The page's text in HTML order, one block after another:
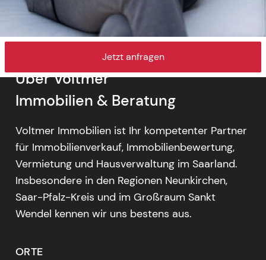
Jetzt anfragen
Über Voltmer
Immobilien & Beratung
Voltmer Immobilien ist Ihr kompetenter Partner
für Immobilienverkauf, Immobilienbewertung,
Vermietung und Hausverwaltung im Saarland.
Insbesondere in den Regionen Neunkirchen,
Saar-Pfalz-Kreis und im Großraum Sankt
Wendel kennen wir uns bestens aus.
ORTE